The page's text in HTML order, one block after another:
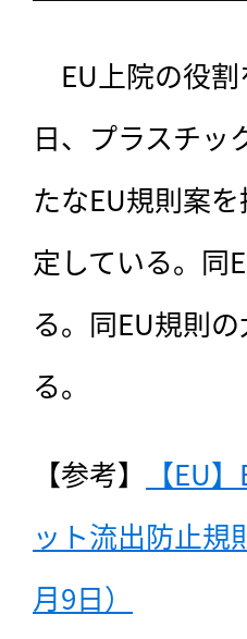
EU上院の役割
日、プラスチッ
たなEU規則案
定している。同
る。同EU規則
る。
【参考】
【EU
ット流出防止規
月9日）